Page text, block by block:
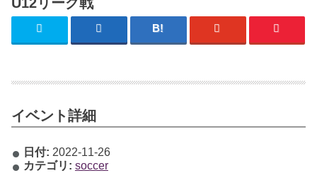
イベント詳細
日付: 2022-11-26
カテゴリ: soccer